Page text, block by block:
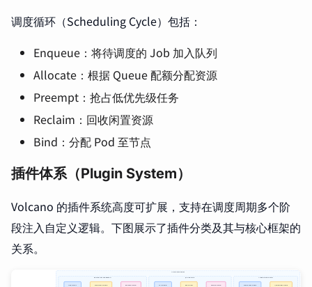
调度循环（Scheduling Cycle）包括：
Enqueue：将待调度的 Job 加入队列
Allocate：根据 Queue 配额分配资源
Preempt：抢占低优先级任务
Reclaim：回收闲置资源
Bind：分配 Pod 至节点
插件体系（Plugin System）
Volcano 的插件系统高度可扩展，支持在调度周期多个阶
段注入自定义逻辑。下图展示了插件分类及其与核心框架的
关系。